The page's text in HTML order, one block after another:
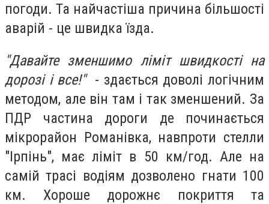
погоди. Та найчастіша причина більшості
аварій - це швидка їзда.
"Давайте зменшимо ліміт швидкості на
дорозі і все!"- здається доволі логічним
методом, але він там і так зменшений. За
ПДР частина дороги де починається
мікрорайон Романівка, навпроти стелли
"Ірпінь", має ліміт в 50 км/год. Але на
самій трасі водіям дозволено гнати 100
км. Хороше дорожнє покриття та